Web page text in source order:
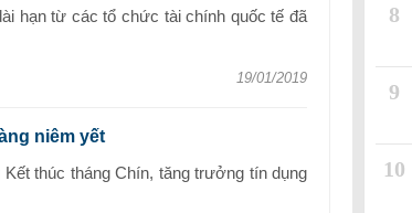
hạn từ các tổ chức tài chính quốc tế đã
19/01/2019
niêm yết
thúc tháng Chín, tăng trưởng tín dụng
8
9
10